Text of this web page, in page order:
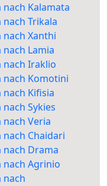
Kalamata
Trikala
Xanthi
Lamia
nach Iraklio
nach Komotini
Kifisia
Sykies
Veria
Chaidari
Drama
nach Agrinio
nach